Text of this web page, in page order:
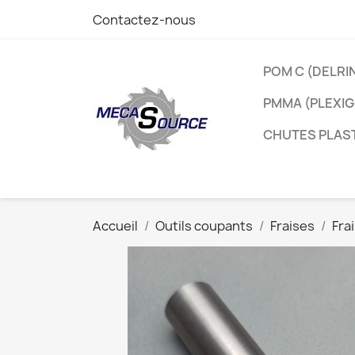
Contactez-nous
POM C
PMMA
CHUTES
Accueil Outils coupants Fraises